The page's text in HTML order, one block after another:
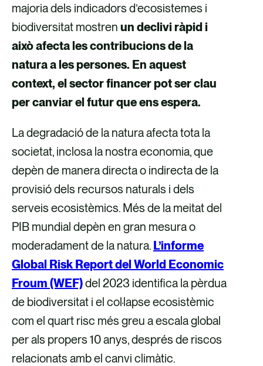
majoria dels indicadors d’ecosistemes i
biodiversitat mostren un declivi ràpid i
això afecta les contribucions de la
natura a les persones. En aquest
context, el sector financer pot ser clau
per canviar el futur que ens espera.
La degradació de la natura afecta tota la
societat, inclosa la nostra economia, que
depèn de manera directa o indirecta de la
provisió dels recursos naturals i dels
serveis ecosistèmics. Més de la meitat del
PIB mundial depèn en gran mesura o
moderadament de la natura. L’informe
Global Risk Report del World Economic
Froum (WEF)del 2023 identifica la pèrdua
de biodiversitat i el col·lapse ecosistèmic
com el quart risc més greu a escala global
per als propers 10 anys, després de riscos
relacionats amb el canvi climàtic.